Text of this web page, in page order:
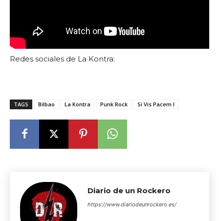
Redes sociales de La Kontra:
TAGS Bilbao La Kontra Punk Rock Si Vis Pacem l
Diario de un Rockero
https://www.diariodeunrockero.es/